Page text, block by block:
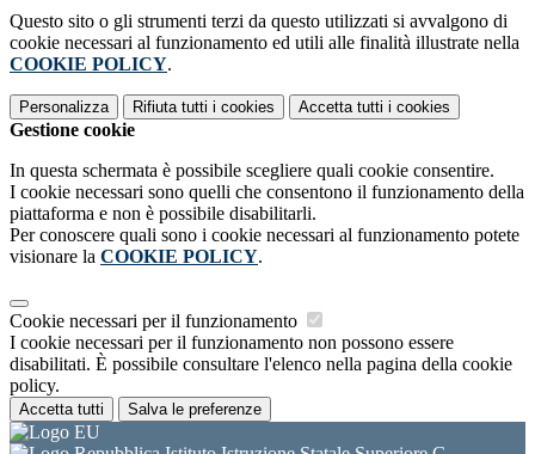
Questo sito o gli strumenti terzi da questo utilizzati si avvalgono di
cookie necessari al funzionamento ed utili alle finalità illustrate nella
COOKIE POLICY.
Personalizza Rifiuta tutti i cookies Accetta tutti i cookies
Gestione cookie
In questa schermata è possibile scegliere quali cookie consentire.
I cookie necessari sono quelli che consentono il funzionamento della
piattaforma e non è possibile disabilitarli.
Per conoscere quali sono i cookie necessari al funzionamento potete
visionare la COOKIE POLICY.
Cookie necessari per il funzionamento
I cookie necessari per il funzionamento non possono essere
disabilitati. È possibile consultare l'elenco nella pagina della cookie
policy.
Accetta tutti Salva le preferenze